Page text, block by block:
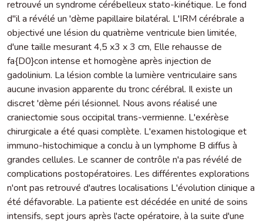
retrouvé un syndrome cérébelleux stato-kinétique. Le fond
d''il a révélé un 'dème papillaire bilatéral. L'IRM cérébrale a
objectivé une lésion du quatrième ventricule bien limitée,
d'une taille mesurant 4,5 x3 x 3 cm, Elle rehausse de
fa{D0}con intense et homogène après injection de
gadolinium. La lésion comble la lumière ventriculaire sans
aucune invasion apparente du tronc cérébral. Il existe un
discret 'dème péri lésionnel. Nous avons réalisé une
craniectomie sous occipital trans-vermienne. L'exérèse
chirurgicale a été quasi complète. L'examen histologique et
immuno-histochimique a conclu à un lymphome B diffus à
grandes cellules. Le scanner de contrôle n'a pas révélé de
complications postopératoires. Les différentes explorations
n'ont pas retrouvé d'autres localisations L'évolution clinique a
été défavorable. La patiente est décédée en unité de soins
intensifs, sept jours après l'acte opératoire, à la suite d'une